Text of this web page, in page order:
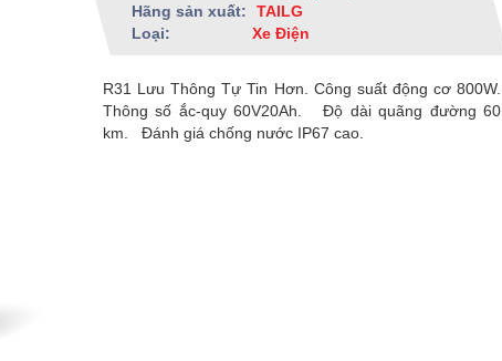
Hãng sản xuất:
TAILG
Loại:
Xe Điện
R31 Lưu Thông Tự Tin Hơn. Công suất động cơ 800W.
Thông số ắc-quy 60V20Ah. Độ dài quãng đường 60
km. Đánh giá chống nước IP67 cao.